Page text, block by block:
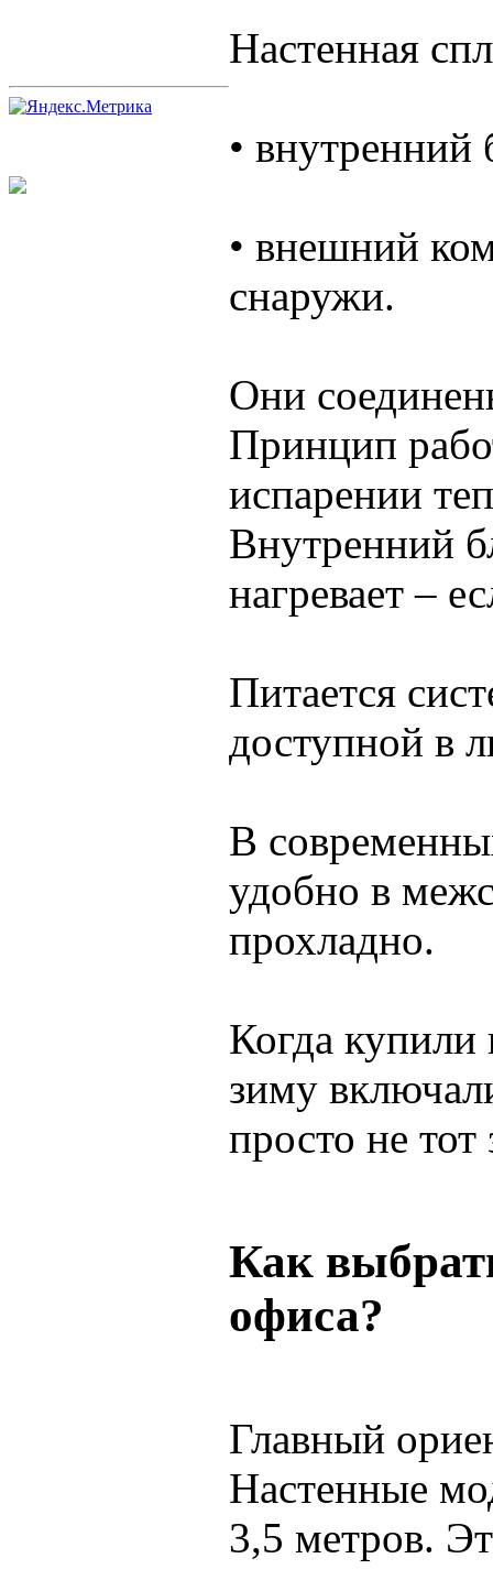
Настенная
• внутренний
• внешний
снаружи.
Они
Принцип
испарении
Внутренний
нагревает –
Питается
доступной в
В
удобно в
прохладно.
Когда
зиму
просто не
Как
офиса?
Главный
Настенные
3,5 метров.